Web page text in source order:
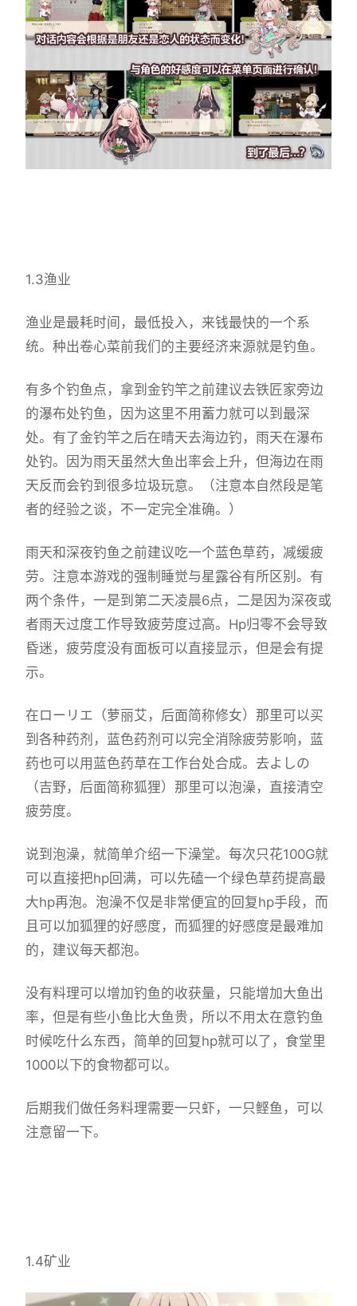
1.3渔业
渔业是最耗时间，最低投入，来钱最快的一个系
统。种出卷心菜前我们的主要经济来源就是钓鱼。
有多个钓鱼点，拿到金钓竿之前建议去铁匠家旁边
的瀑布处钓鱼，因为这里不用蓄力就可以到最深
处。有了金钓竿之后在晴天去海边钓，雨天在瀑布
处钓。因为雨天虽然大鱼出率会上升，但海边在雨
天反而会钓到很多垃圾玩意。（注意本自然段是笔
者的经验之谈，不一定完全准确。）
雨天和深夜钓鱼之前建议吃一个蓝色草药，减缓疲
劳。注意本游戏的强制睡觉与星露谷有所区别。有
两个条件，一是到第二天凌晨6点，二是因为深夜或
者雨天过度工作导致疲劳度过高。Hp归零不会导致
昏迷，疲劳度没有面板可以直接显示，但是会有提
示。
在ローリエ（萝丽艾，后面简称修女）那里可以买
到各种药剂，蓝色药剂可以完全消除疲劳影响，蓝
药也可以用蓝色药草在工作台处合成。去よしの
（吉野，后面简称狐狸）那里可以泡澡，直接清空
疲劳度。
说到泡澡，就简单介绍一下澡堂。每次只花100G就
可以直接把hp回满，可以先磕一个绿色草药提高最
大hp再泡。泡澡不仅是非常便宜的回复hp手段，而
且可以加狐狸的好感度，而狐狸的好感度是最难加
的，建议每天都泡。
没有料理可以增加钓鱼的收获量，只能增加大鱼出
率，但是有些小鱼比大鱼贵，所以不用太在意钓鱼
时候吃什么东西，简单的回复hp就可以了，食堂里
1000以下的食物都可以。
后期我们做任务料理需要一只虾，一只鲣鱼，可以
注意留一下。
1.4矿业